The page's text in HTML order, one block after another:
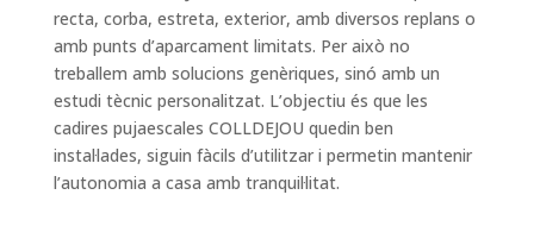
recta, corba, estreta, exterior, amb diversos replans o
amb punts d’aparcament limitats. Per això no
treballem amb solucions genèriques, sinó amb un
estudi tècnic personalitzat. L’objectiu és que les
cadires pujaescales COLLDEJOU quedin ben
instal·lades, siguin fàcils d’utilitzar i permetin mantenir
l’autonomia a casa amb tranquil·litat.